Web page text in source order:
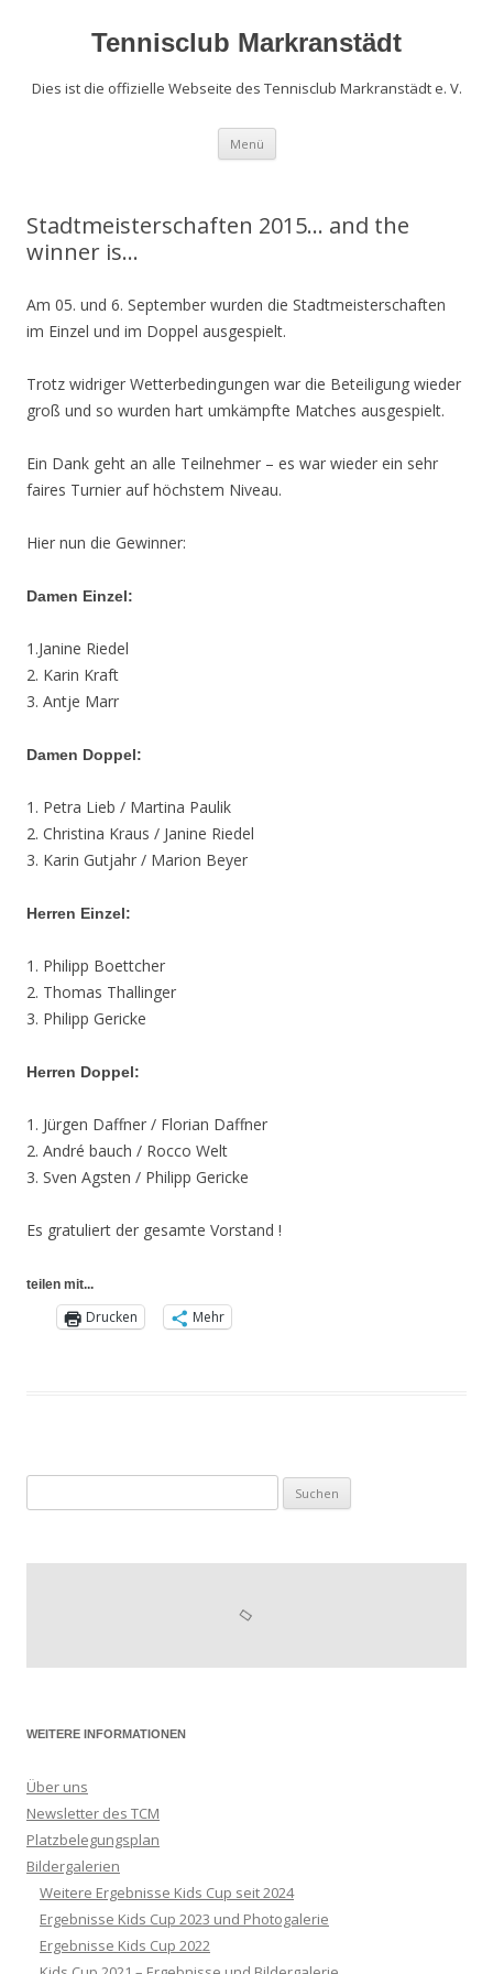
Tennisclub Markranstädt
Dies ist die offizielle Webseite des Tennisclub Markranstädt e. V.
Menü
Stadtmeisterschaften 2015… and the
winner is…
Am 05. und 6. September wurden die Stadtmeisterschaften
im Einzel und im Doppel ausgespielt.
Trotz widriger Wetterbedingungen war die Beteiligung wieder
groß und so wurden hart umkämpfte Matches ausgespielt.
Ein Dank geht an alle Teilnehmer – es war wieder ein sehr
faires Turnier auf höchstem Niveau.
Hier nun die Gewinner:
Damen Einzel:
1.Janine Riedel
2. Karin Kraft
3. Antje Marr
Damen Doppel:
1. Petra Lieb / Martina Paulik
2. Christina Kraus / Janine Riedel
3. Karin Gutjahr / Marion Beyer
Herren Einzel:
1. Philipp Boettcher
2. Thomas Thallinger
3. Philipp Gericke
Herren Doppel:
1. Jürgen Daffner / Florian Daffner
2. André bauch / Rocco Welt
3. Sven Agsten / Philipp Gericke
Es gratuliert der gesamte Vorstand !
teilen mit...
Drucken Mehr
nach:
WEITERE INFORMATIONEN
Über uns
Newsletter des TCM
Platzbelegungsplan
Bildergalerien
Weitere Ergebnisse Kids Cup seit 2024
Ergebnisse Kids Cup 2023 und Photogalerie
Ergebnisse Kids Cup 2022